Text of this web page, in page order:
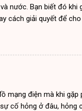
nước. Bạn biết đó khi
cách giải quyết để
tại Đà Nẵng. Tuy
uy tín thì rất
sinh hoạt thôi. Nhưng
hiểm. Nếu bạn đang
sửa chữa điện nước
về chất lượng. C...
mạng điện mà khi
cố hỏng ở đâu, hỏng